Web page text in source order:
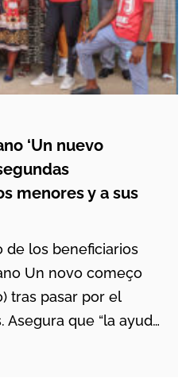
‘Un nuevo
menores y a sus
de los beneficiarios
Un novo começo
tras pasar por el
que “la ayuda
Salesianos me hace